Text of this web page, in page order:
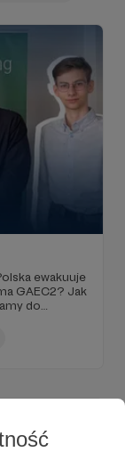
ewakuuje
GAEC2? Jak
do
realnie